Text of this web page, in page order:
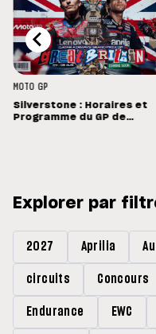
MOTO GP
Silverstone : Horaires et
Programme du GP de
Explorer par
2027 Aprilia
circuits Concours
Endurance EWC